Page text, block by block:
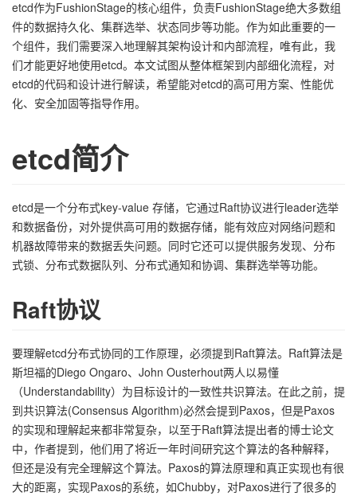
发
者
我
博
客
的
论
坛
我
的
圈
我
的
播
我
活
动
的
关
注
的
开
者
我
的
Programs
我
的
支
etcd作为FushionStage的核心组件，负责FushionStage绝大多数组
件的数据持久化、集群选举、状态同步等功能。作为如此重要的一
个组件，我们需要深入地理解其架构设计和内部流程，唯有此，我
们才能更好地使用etcd。本文试图从整体框架到内部细化流程，对
etcd的代码和设计进行解读，希望能对etcd的高可用方案、性能优
化、安全加固等指导作用。
etcd简介
etcd是一个分布式key-value 存储，它通过Raft协议进行leader选举
和数据备份，对外提供高可用的数据存储，能有效应对网络问题和
机器故障带来的数据丢失问题。同时它还可以提供服务发现、分布
式锁、分布式数据队列、分布式通知和协调、集群选举等功能。
Raft协议
要理解etcd分布式协同的工作原理，必须提到Raft算法。Raft算法是
斯坦福的Diego Ongaro、John Ousterhout两人以易懂
（Understandability）为目标设计的一致性共识算法。在此之前，提
到共识算法(Consensus Algorithm)必然会提到Paxos，但是Paxos
的实现和理解起来都非常复杂，以至于Raft算法提出者的博士论文
中，作者提到，他们用了将近一年时间研究这个算法的各种解释，
但还是没有完全理解这个算法。Paxos的算法原理和真正实现也有很
大的距离，实现Paxos的系统，如Chubby，对Paxos进行了很多的